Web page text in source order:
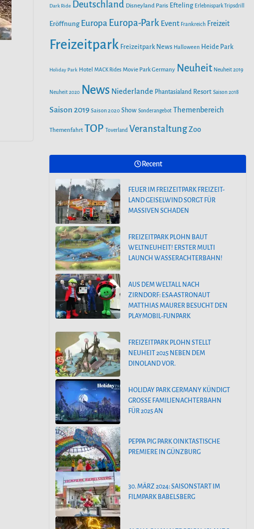
n
o
r
e
Dark Ride Deutschland Disneyland Paris Efteling Erlebnispark Tripsdrill
Eröffnung Europa Europa-Park Event Frankreich Freizeit
Freizeitpark Freizeitpark News Halloween Heide Park
Holiday Park Hotel MACK Rides Movie Park Germany Neuheit Neuheit 2019
Neuheit 2020 News Niederlande Phantasialand Resort Saison 2018
Saison 2019 Saison 2020 Show Sonderangebot Themenbereich
Themenfahrt TOP Toverland Veranstaltung Zoo
Recent
FEUER IM FREIZEITPARK FREIZEIT-
LAND GEISELWIND SORGT FÜR
MASSIVEN SCHADEN
FREIZEITPARK PLOHN BAUT
WELTNEUHEIT! ERSTER MULTI
LAUNCH WASSERACHTERBAHN!
AUS DEM WELTALL NACH
ZIRNDORF: ESA-ASTRONAUT
MATTHIAS MAURER BESUCHT DEN
PLAYMOBIL-FUNPARK
FREIZEITPARK PLOHN STELLT
NEUHEIT 2025 NEBEN DEM
DINOLAND VOR.
HOLIDAY PARK GERMANY KÜNDIGT
GROSSE FAMILIENACHTERBAHN F
ÜR 2025 AN
PEPPA PIG PARK OINKTASTISCHE
PREMIERE IN GÜNZBURG
30. MÄRZ 2024: SAISONSTART IM
FILMPARK BABELSBERG